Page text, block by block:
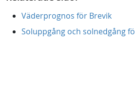
Väderprognos för Brevik
Soluppgång och solnedgång